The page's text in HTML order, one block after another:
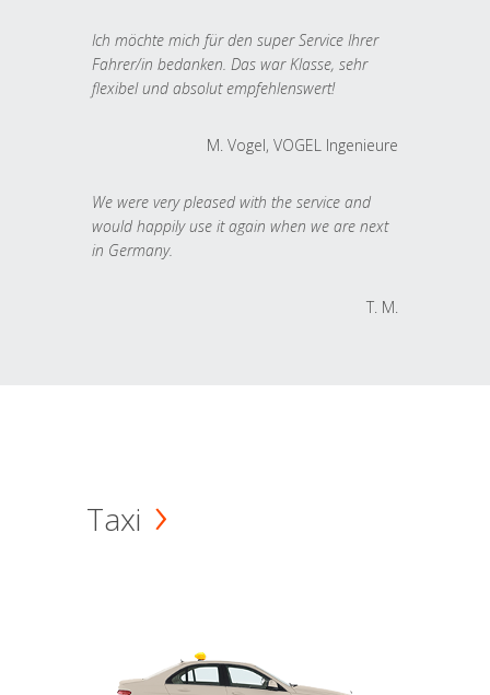
Ich möchte mich für den super Service Ihrer
Fahrer/in bedanken. Das war Klasse, sehr
flexibel und absolut empfehlenswert!
M. Vogel, VOGEL Ingenieure
We were very pleased with the service and
would happily use it again when we are next
in Germany.
T. M.
Taxi